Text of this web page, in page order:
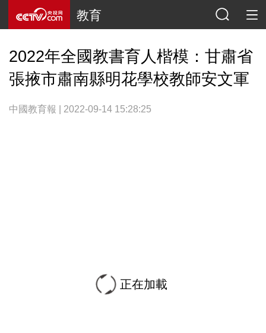
教育
2022年全國教書育人楷模：甘肅省
張掖市肅南縣明花學校教師安文軍
中國教育報 | 2022-09-14 15:28:25
正在加載